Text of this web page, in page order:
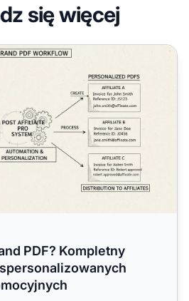
się więcej
Kompletny przewodnik po
PDF? Kompletny